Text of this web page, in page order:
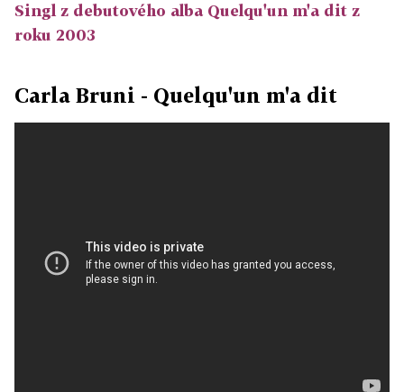
Singl z debutového alba Quelqu'un m'a dit z
roku 2003
Carla Bruni - Quelqu'un m'a dit